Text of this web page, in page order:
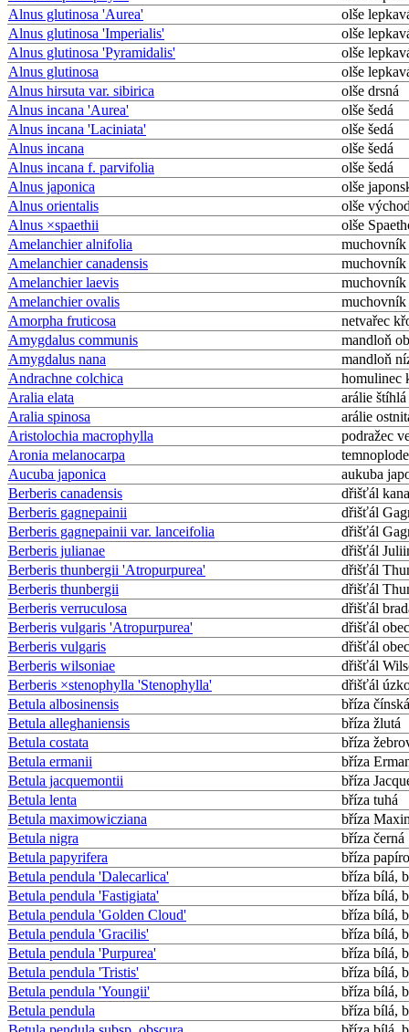
Alnus glutinosa 'Aurea'
olše
Alnus glutinosa 'Imperialis'
olše
Alnus glutinosa 'Pyramidalis'
olše
Alnus glutinosa
olše
Alnus hirsuta var. sibirica
olše drsná
Alnus incana 'Aurea'
olše šedá
Alnus incana 'Laciniata'
olše šedá
Alnus incana
olše šedá
Alnus incana f. parvifolia
olše šedá
Alnus japonica
olše
Alnus orientalis
olše
Alnus ×spaethii
olše
Amelanchier alnifolia
Amelanchier canadensis
muchovník
Amelanchier laevis
Amelanchier ovalis
Amorpha fruticosa
netvařec
Amygdalus communis
mandloň
Amygdalus nana
mandloň
Andrachne colchica
homulinec
Aralia elata
arálie štíhlá
Aralia spinosa
arálie
Aristolochia macrophylla
podražec
Aronia melanocarpa
Aucuba japonica
aukuba
Berberis canadensis
dřišťál
Berberis gagnepainii
dřišťál
Berberis gagnepainii var. lanceifolia
dřišťál
Berberis julianae
dřišťál
Berberis thunbergii 'Atropurpurea'
dřišťál
Berberis thunbergii
dřišťál
Berberis verruculosa
dřišťál
Berberis vulgaris 'Atropurpurea'
dřišťál
Berberis vulgaris
dřišťál
Berberis wilsoniae
dřišťál
Berberis ×stenophylla 'Stenophylla'
dřišťál
Betula albosinensis
bříza čínská
Betula alleghaniensis
bříza žlutá
Betula costata
bříza
Betula ermanii
bříza
Betula jacquemontii
bříza
Betula lenta
bříza tuhá
Betula maximowicziana
bříza
Betula nigra
bříza černá
Betula papyrifera
bříza
Betula pendula 'Dalecarlica'
bříza bílá,
Betula pendula 'Fastigiata'
bříza bílá,
Betula pendula 'Golden Cloud'
bříza bílá,
Betula pendula 'Gracilis'
bříza bílá,
Betula pendula 'Purpurea'
bříza bílá,
Betula pendula 'Tristis'
bříza bílá,
Betula pendula 'Youngii'
bříza bílá,
Betula pendula
bříza bílá,